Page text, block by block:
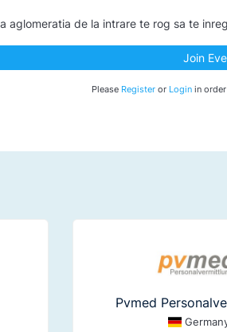
aglomeratia de la intrare te rog sa te
Join
Please Registeror Loginin order
Pvmed